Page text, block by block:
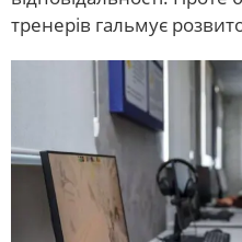
тренерів гальмує